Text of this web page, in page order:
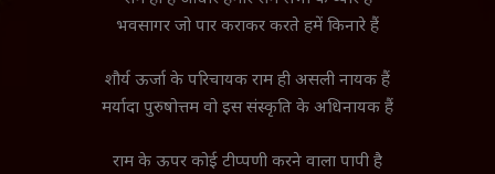
भवसागर जो पार कराकर करते हमें किनारे हैं
शौर्य ऊर्जा के परिचायक राम ही असली नायक हैं
मर्यादा पुरुषोत्तम वो इस संस्कृति के अधिनायक हैं
राम के ऊपर कोई टीप्पणी करने वाला पापी है